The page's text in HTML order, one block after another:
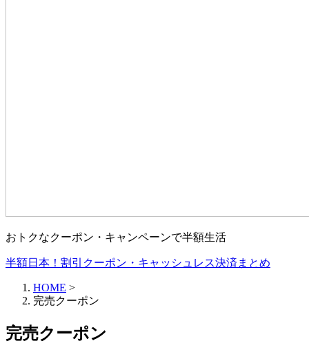
おトクなクーポン・キャンペーンで半額生活
半額日本！割引クーポン・キャッシュレス決済まとめ
HOME >
完売クーポン
完売クーポン